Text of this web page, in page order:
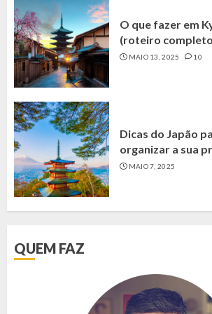
O que fazer em
(roteiro
MAIO 13, 2025 10
Dicas do Japão
organizar a sua
MAIO 7, 2025
QUEM FAZ